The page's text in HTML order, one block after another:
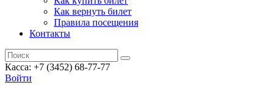
Как вернуть билет
Правила посещения
Контакты
Касса: +7 (3452) 68-77-77
Войти